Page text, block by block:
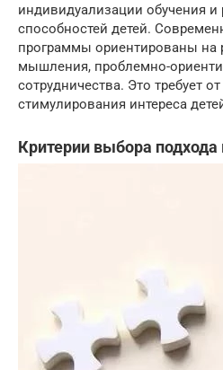
индивидуализации обучения и
способностей детей.
программы ориентированы на
мышления, проблемно-
сотрудничества. Это требует
стимулирования интереса
Критерии выбора подхода